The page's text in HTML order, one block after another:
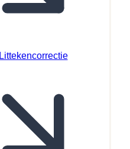
Littekencorrectie